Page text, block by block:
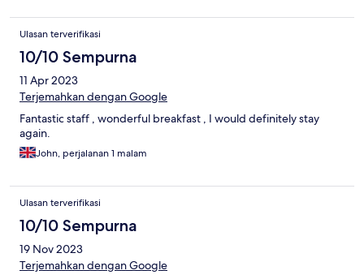
Ulasan terverifikasi
10/10 Sempurna
11 Apr 2023
Terjemahkan dengan Google
Fantastic staff , wonderful breakfast , I would definitely stay
again.
John, perjalanan 1 malam
Ulasan terverifikasi
10/10 Sempurna
19 Nov 2023
Terjemahkan dengan Google